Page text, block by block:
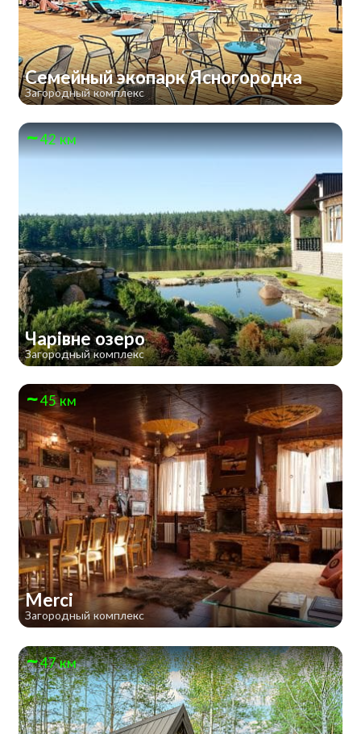
Семейный экопарк Ясногородка
Загородный комплекс
42 км
Чарівне озеро
Загородный комплекс
45 км
Merci
Загородный комплекс
47 км